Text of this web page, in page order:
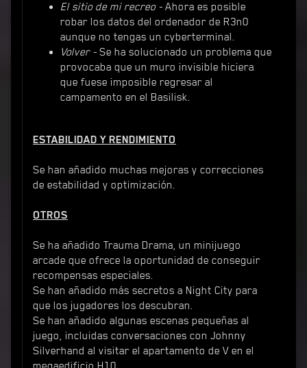
El sitio de mi recreo - Ahora es posible
robar los datos del ordenador de R3n0
aunque no tengas un cyberterminal.
Volver - Se ha solucionado un problema que
provocaba que un muro invisible hiciera
que fuese imposible regresar al
campamento en el Basilisk.
ESTABILIDAD Y RENDIMIENTO
Se han añadido muchas mejoras y correcciones
de estabilidad y optimización.
OTROS
Se ha añadido Trauma Drama, un minijuego
arcade que ofrece la oportunidad de conseguir
recompensas especiales.
Se han añadido más secretos a Night City para
que los jugadores los descubran.
Se han añadido algunas escenas pequeñas al
juego, incluidas conversaciones con Johnny
Silverhand al visitar el apartamento de V en el